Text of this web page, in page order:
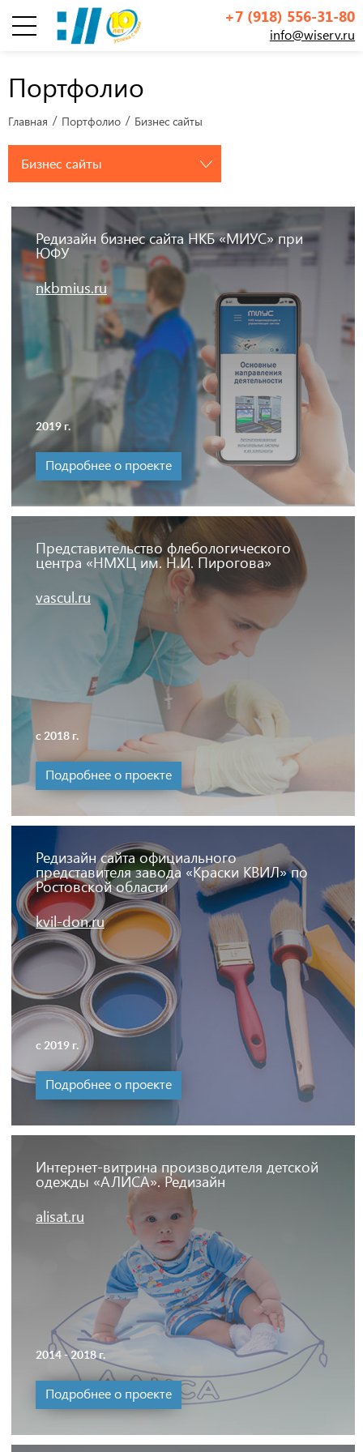
+7 (918) 556-31-80
info@wiserv.ru
Портфолио
Главная Портфолио Бизнес сайты
Бизнес сайты
Редизайн бизнес сайта НКБ «МИУС» при
ЮФУ
nkbmius.ru
2019 г.
Подробнее о проекте
Представительство флебологического
центра «НМХЦ им. Н.И. Пирогова»
vascul.ru
с 2018 г.
Подробнее о проекте
Редизайн сайта официального
представителя завода «Краски КВИЛ» по
Ростовской области
kvil-don.ru
с 2019 г.
Подробнее о проекте
Интернет-витрина производителя детской
одежды «АЛИСА». Редизайн
alisat.ru
2014 - 2018 г.
Подробнее о проекте